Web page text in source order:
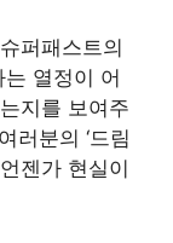
퍼패스트의
열정이 어
지를 보여주
러분의 ‘드림
젠가 현실이